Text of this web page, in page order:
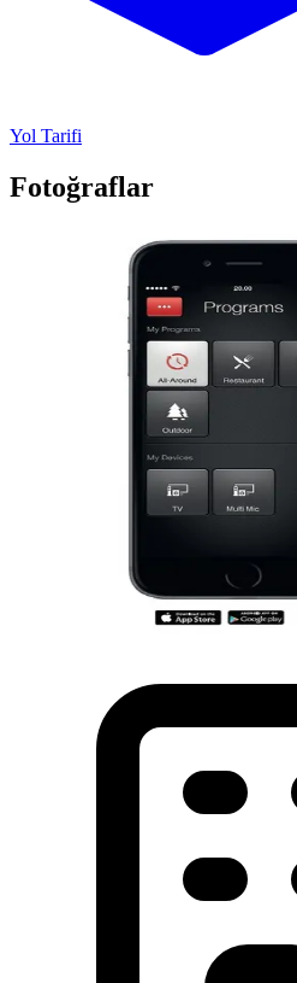
Yol Tarifi
Fotoğraflar